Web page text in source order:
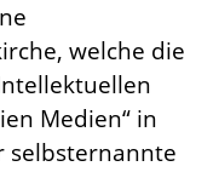
welche die
Medien“ in
selbsternannte